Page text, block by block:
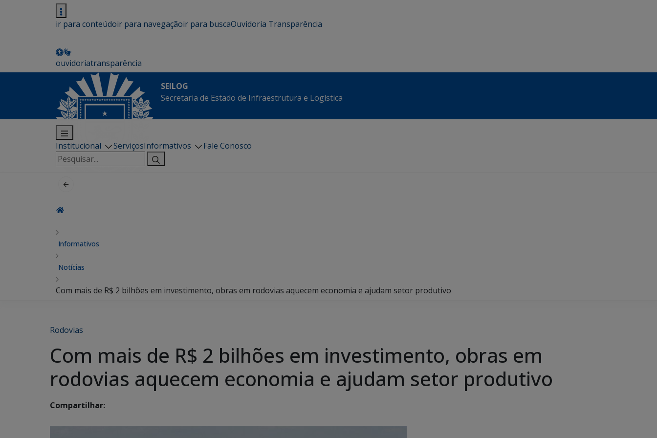
ir para conteúdoir para navegaçãoir para buscaOuvidoria Transparência
ouvidoriatransparência
SEILOG
Secretaria de Estado de Infraestrutura e Logística
Institucional ServiçosInformativos
Fale Conosco
Pesquisar
por:
Informativos
Notícias
Com mais de R$ 2 bilhões em investimento, obras em rodovias aquecem economia e ajudam setor produtivo
Rodovias
Com mais de R$ 2 bilhões em investimento, obras em
rodovias aquecem economia e ajudam setor produtivo
Compartilhar: